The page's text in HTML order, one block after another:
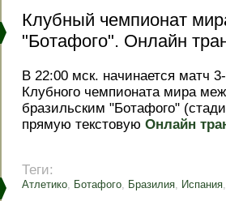
Клубный чемпионат
"Ботафого". Онлайн
В 22:00 мск. начинается матч 3-
Клубного чемпионата мира
бразильским "Ботафого"
прямую текстовую Онлайн
Теги:
Атлетико, Ботафого, Бразилия, Испания